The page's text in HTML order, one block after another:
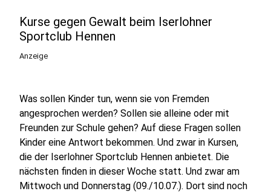
Kurse gegen Gewalt beim Iserlohner
Sportclub Hennen
Anzeige
Was sollen Kinder tun, wenn sie von Fremden
angesprochen werden? Sollen sie alleine oder mit
Freunden zur Schule gehen? Auf diese Fragen sollen
Kinder eine Antwort bekommen. Und zwar in Kursen,
die der Iserlohner Sportclub Hennen anbietet. Die
nächsten finden in dieser Woche statt. Und zwar am
Mittwoch und Donnerstag (09./10.07.). Dort sind noch